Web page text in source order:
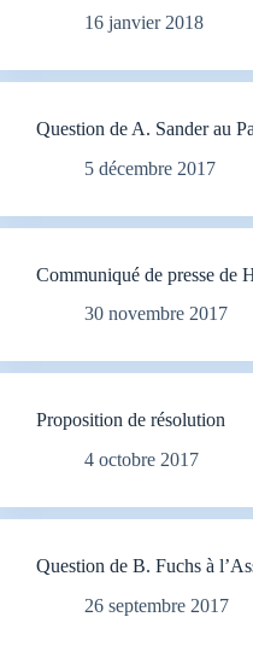
16 janvier 2018
Question de A. Sander au
5 décembre 2017
Communiqué de presse de
30 novembre 2017
Proposition de résolution
4 octobre 2017
Question de B. Fuchs à
26 septembre 2017